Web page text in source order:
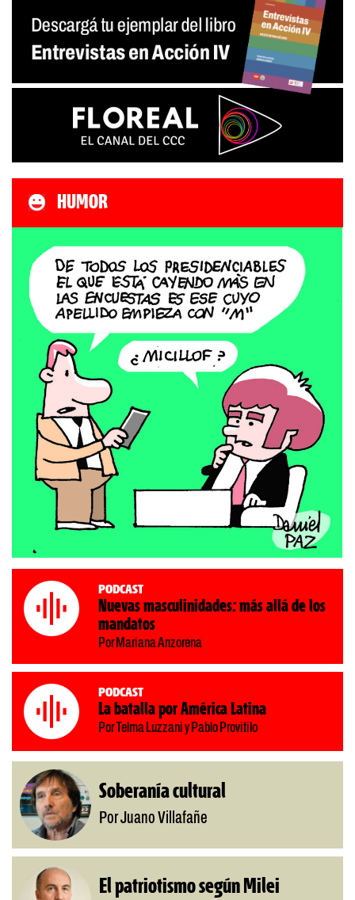
HUMOR
Podcast
Nuevas masculinidades: más allá de los
mandatos
Por Mariana Anzorena
Podcast
La batalla por América Latina
Por Telma Luzzani y Pablo Provitilo
Soberanía cultural
Por Juano Villafañe
El patriotismo según Milei